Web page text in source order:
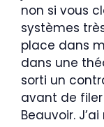
non si vous
systèmes
place dans
dans une
sorti un
avant de
Beauvoir.